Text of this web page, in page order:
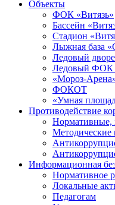
Объекты
ФОК «Витязь»
Бассейн
Стадион
Лыжная база
Ледовый
Ледовый ФОК
«Мороз-
ФОКОТ
«Умная
Противодействие
Нормативные,
Методические
Информационная
Нормативное
Локальные
Педагогам